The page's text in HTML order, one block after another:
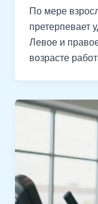
По мере
претерпевает
Левое и
возрасте